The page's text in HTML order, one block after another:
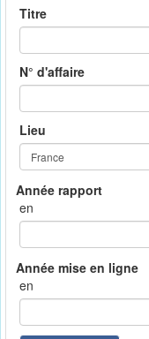
Titre
N° d'affaire
Lieu
en
en